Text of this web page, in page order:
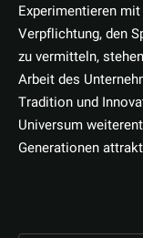
Experimentieren
Verpflichtung, den
zu vermitteln,
Arbeit des
Tradition und
Universum
Generationen